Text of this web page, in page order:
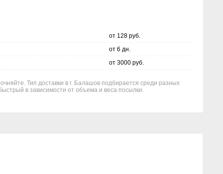
от 128 руб.
от 6 дн.
от 3000 руб.
Тип доставки в г. Балашов подбирается среди разных
в зависимости от объема и веса посылки.